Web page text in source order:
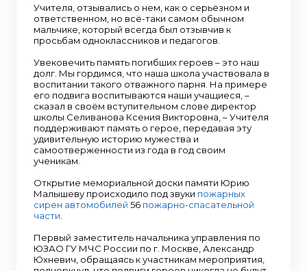
Учителя, отзывались о нем, как о серьёзном и
ответственном, но всё-таки самом обычном
мальчике, который всегда был отзывчив к
просьбам одноклассников и педагогов.
Увековечить память погибших героев – это наш
долг. Мы гордимся, что наша школа участвовала в
воспитании такого отважного парня. На примере
его подвига воспитываются наши учащиеся, –
сказал в своём вступительном слове директор
школы Селиванова Ксения Викторовна, – Учителя
поддерживают память о герое, передавая эту
удивительную историю мужества и
самоотверженности из года в год своим
ученикам.
Открытие мемориальной доски памяти Юрию
Малышеву происходило под звуки пожарных
сирен автомобилей 56 пожарно-спасательной
части
Первый заместитель начальника управления по
ЮЗАО ГУ МЧС России по г. Москве, Александр
Юхневич, обращаясь к участникам мероприятия,